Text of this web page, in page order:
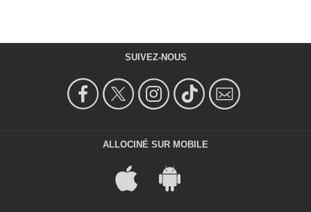
SUIVEZ-NOUS
ALLOCINÉ SUR MOBILE